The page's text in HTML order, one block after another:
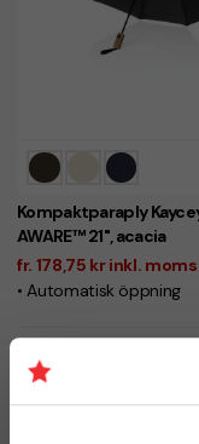
Kompaktparaply
AWARE™ 21", acacia
fr. 178,75 kr inkl. moms
• Automatisk öppning
8 arbetsdagar